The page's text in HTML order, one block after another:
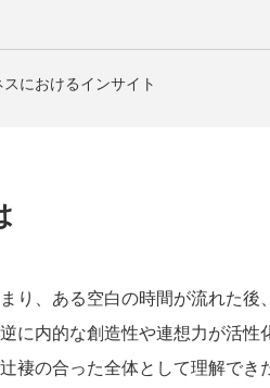
スにおけるインサイト
り、ある空白の時間が流れた後
に内的な創造性や連想力が活性
褄の合った全体として理解で